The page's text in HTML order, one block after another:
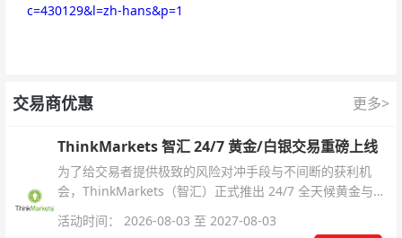
c=430129&l=zh-hans&p=1
交易商优惠 更多>
ThinkMarkets 智汇 24/7 黄金/白银交易重磅上线
为了给交易者提供极致的风险对冲手段与不间断的获利机
会，ThinkMarkets（智汇）正式推出 24/7 全天候黄金与白
杆配置、支持软件及交易细则。
活动时间： 2026-08-03 至 2027-08-03